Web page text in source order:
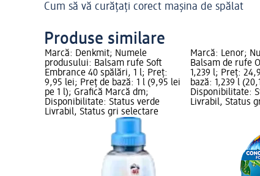
Cum să vă curățați corect mașina de spălat
Produse similare
Marcă: Denkmit; Numele
produsului: Balsam rufe Soft
Embrance 40 spălări, 1 l; Preț:
9,95 lei; Preț de bază: 1 l (9,95 lei
pe 1 l); Grafică Marcă dm;
Disponibilitate: Status verde
Livrabil, Status gri selectare
Marcă: Lenor;
Balsam de rufe
1,239 l; Preț:
bază: 1,239 l
Disponibilitate:
Livrabil, Status